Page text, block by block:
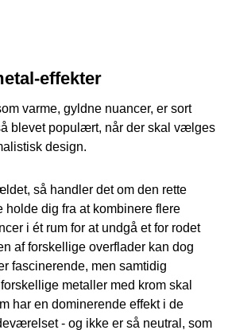
effekter
varme, gyldne nuancer, er sort
blevet populært, når der skal vælges
design.
så handler det om den rette
holde dig fra at kombinere flere
i ét rum for at undgå et for rodet
af forskellige overflader kan dog
fascinerende, men samtidig
metaller med krom skal
har en dominerende effekt i de
- og ikke er så neutral, som